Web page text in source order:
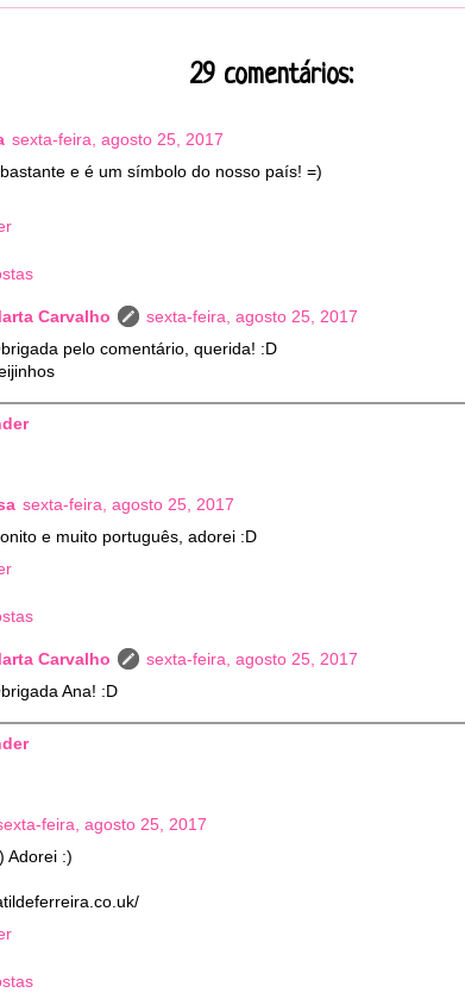
29 comentários:
sexta-feira, agosto 25, 2017
e é um símbolo do nosso país! =)
Carvalho
sexta-feira, agosto 25, 2017
pelo comentário, querida! :D
sexta-feira, agosto 25, 2017
e muito português, adorei :D
Carvalho
sexta-feira, agosto 25, 2017
Ana! :D
feira, agosto 25, 2017
Adorei :)